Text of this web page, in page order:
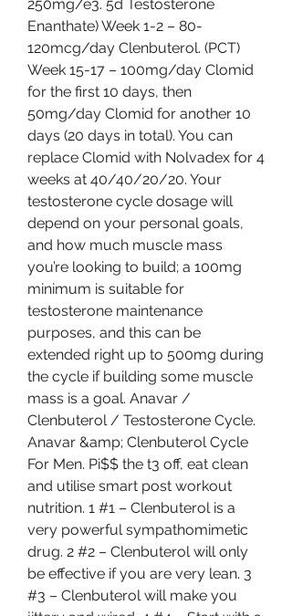
250mg/e3. 5d Testosterone
Enanthate) Week 1-2 – 80-
120mcg/day Clenbuterol. (PCT)
Week 15-17 – 100mg/day Clomid
for the first 10 days, then
50mg/day Clomid for another 10
days (20 days in total). You can
replace Clomid with Nolvadex for 4
weeks at 40/40/20/20. Your
testosterone cycle dosage will
depend on your personal goals,
and how much muscle mass
you’re looking to build; a 100mg
minimum is suitable for
testosterone maintenance
purposes, and this can be
extended right up to 500mg during
the cycle if building some muscle
mass is a goal. Anavar /
Clenbuterol / Testosterone Cycle.
Anavar &amp; Clenbuterol Cycle
For Men. Pi$$ the t3 off, eat clean
and utilise smart post workout
nutrition. 1 #1 – Clenbuterol is a
very powerful sympathomimetic
drug. 2 #2 – Clenbuterol will only
be effective if you are very lean. 3
#3 – Clenbuterol will make you